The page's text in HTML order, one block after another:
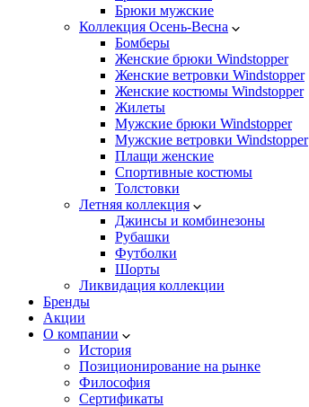
Брюки мужские
Коллекция Осень-Весна
Бомберы
Женские брюки Windstopper
Женские ветровки Windstopper
Женские костюмы Windstopper
Жилеты
Мужские брюки Windstopper
Мужские ветровки Windstopper
Плащи женские
Спортивные костюмы
Толстовки
Летняя коллекция
Джинсы и комбинезоны
Рубашки
Футболки
Шорты
Ликвидация коллекции
Бренды
Акции
О компании
История
Позиционирование на рынке
Философия
Сертификаты